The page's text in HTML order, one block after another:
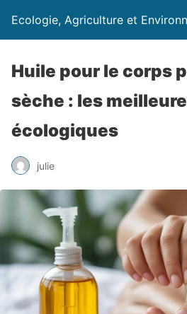
Ecologie, Agriculture et
Huile pour le corps
sèche : les
écologiques
julie